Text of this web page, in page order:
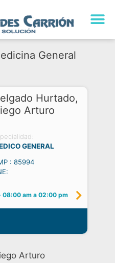
General
Hurtado,
Arturo
GENERAL
: 85994
08:00 am a 02:00 pm
Arturo